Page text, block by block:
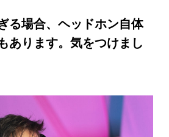
る場合、ヘッドホン自体
あります。気をつけまし